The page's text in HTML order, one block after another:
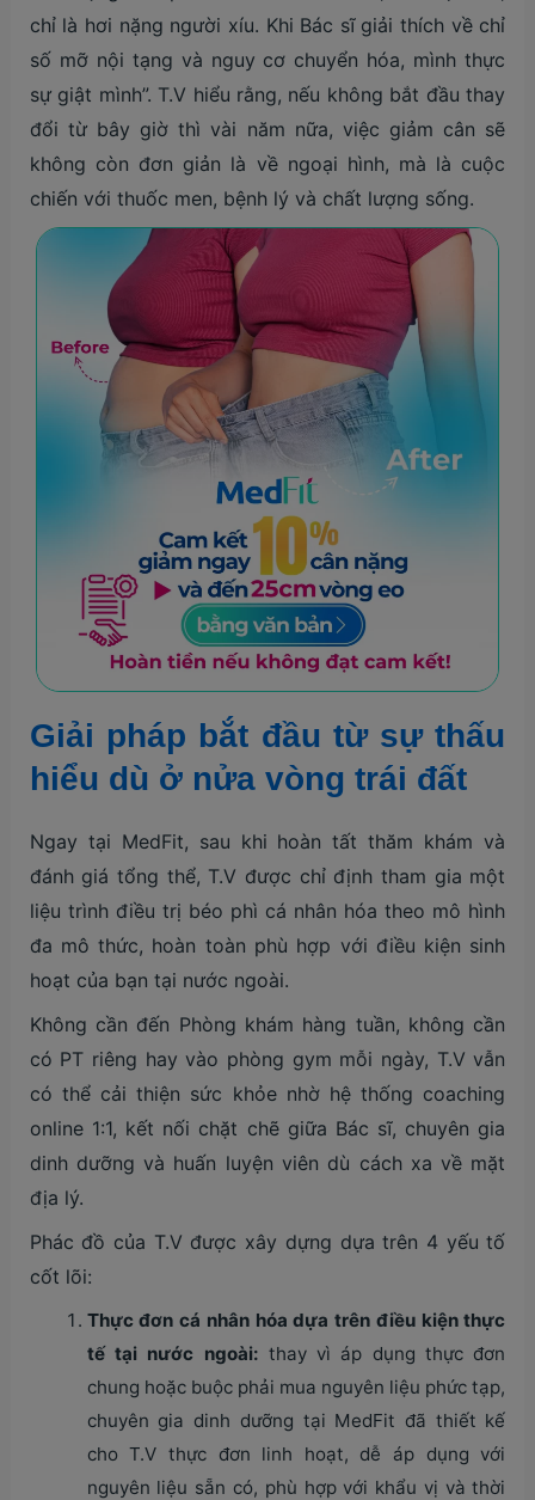
chỉ là hơi nặng người xíu. Khi Bác sĩ giải thích về chỉ
số mỡ nội tạng và nguy cơ chuyển hóa, mình thực
sự giật mình”. T.V hiểu rằng, nếu không bắt đầu thay
đổi từ bây giờ thì vài năm nữa, việc giảm cân sẽ
không còn đơn giản là về ngoại hình, mà là cuộc
chiến với thuốc men, bệnh lý và chất lượng sống.
Giải pháp bắt đầu từ sự thấu
hiểu dù ở nửa vòng trái đất
Ngay tại MedFit, sau khi hoàn tất thăm khám và
đánh giá tổng thể, T.V được chỉ định tham gia một
liệu trình điều trị béo phì cá nhân hóa theo mô hình
đa mô thức, hoàn toàn phù hợp với điều kiện sinh
hoạt của bạn tại nước ngoài.
Không cần đến Phòng khám hàng tuần, không cần
có PT riêng hay vào phòng gym mỗi ngày, T.V vẫn
có thể cải thiện sức khỏe nhờ hệ thống coaching
online 1:1, kết nối chặt chẽ giữa Bác sĩ, chuyên gia
dinh dưỡng và huấn luyện viên dù cách xa về mặt
địa lý.
Phác đồ của T.V được xây dựng dựa trên 4 yếu tố
cốt lõi:
Thực đơn cá nhân hóa dựa trên điều kiện thực
tế tại nước ngoài: thay vì áp dụng thực đơn
chung hoặc buộc phải mua nguyên liệu phức tạp,
chuyên gia dinh dưỡng tại MedFit đã thiết kế
cho T.V thực đơn linh hoạt, dễ áp dụng với
nguyên liệu sẵn có, phù hợp với khẩu vị và thời